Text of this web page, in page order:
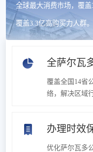
全球最大消费市场，覆盖
覆盖3.3亿高购买力人群。
全萨尔瓦
覆盖全国14省
络，解决区域
办理时效
优化萨尔瓦多